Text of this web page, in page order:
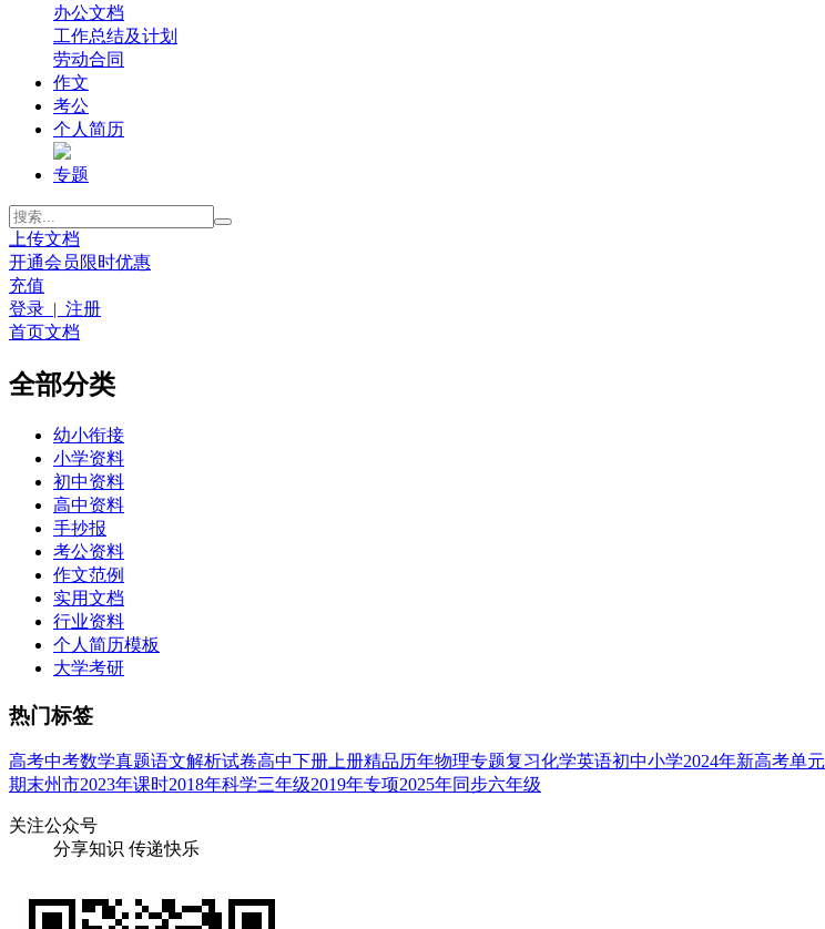
办公文档
工作总结及计划
劳动合同
作文
考公
个人简历
专题
上传文档
开通会员限时优惠
充值
登录 | 注册
首页文档
全部分类
幼小衔接
小学资料
初中资料
高中资料
手抄报
考公资料
作文范例
实用文档
行业资料
个人简历模板
大学考研
热门标签
高考中考数学真题语文解析试卷高中下册 上册精品历年物理专题复习化学英语初中小学2024年新高考单元
期末州市2023年课时2018年科学三年级2019年专项2025年同步六年级
关注公众号
分享知识 传递快乐